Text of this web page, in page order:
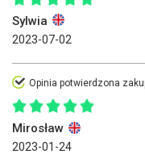
Sylwia
2023-07-02
Opinia potwierdzona
Mirosław
2023-01-24